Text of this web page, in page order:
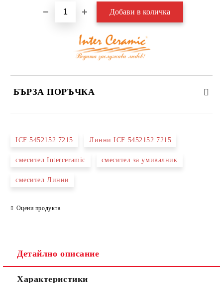
БЪРЗА ПОРЪЧКА
Ние ще се свържем с вас в рамките на работния ден.
ICF 5452152 7215 Линни ICF 5452152 7215
смесител Interceramic смесител за умивалник
смесител Линни
Оцени продукта
Детайлно описание
Характеристики